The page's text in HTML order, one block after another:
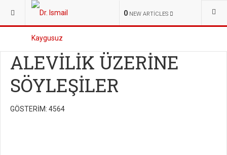
0 NEW ARTICLES
Oku, bilgilen, fikir
ALEVİLİK ÜZERİNE
SÖYLEŞİLER
GÖSTERIM: 4564